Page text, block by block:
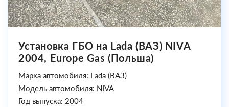
Установка ГБО на Lada (ВАЗ) NIVA
2004, Europe Gas (Польша)
Марка автомобиля: Lada (ВАЗ)
Модель автомобиля: NIVA
Год выпуска: 2004